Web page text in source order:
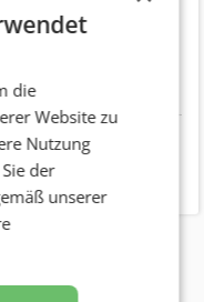
die
Website zu
Nutzung
der
unserer